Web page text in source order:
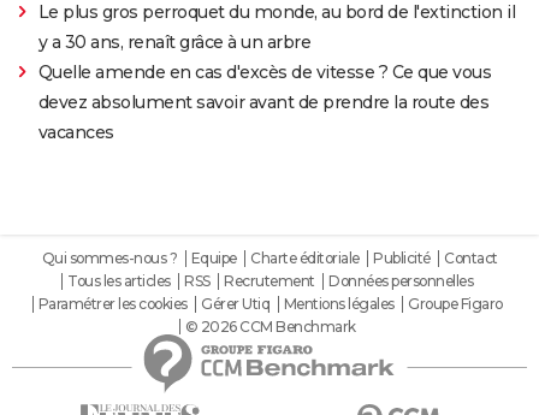
Le plus gros perroquet du monde, au bord de l'extinction il
y a 30 ans, renaît grâce à un arbre
Quelle amende en cas d'excès de vitesse ? Ce que vous
devez absolument savoir avant de prendre la route des
vacances
Qui sommes-nous ? Equipe Charte éditoriale Publicité
Contact
Tous les articles
RSS Recrutement
Données personnelles
Paramétrer les cookies
Gérer Utiq Mentions légales
Groupe Figaro
© 2026 CCM Benchmark